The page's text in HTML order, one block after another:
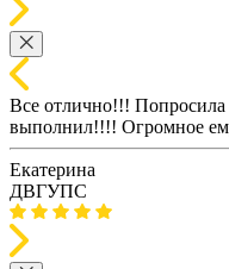
Все отлично!!!
выполнил!!!! Огромное
Екатерина
ДВГУПС